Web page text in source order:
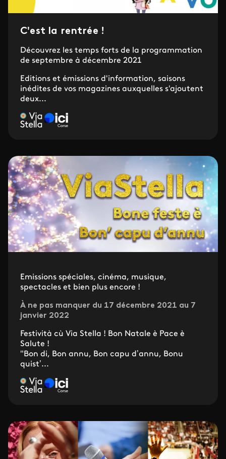
C'est la rentrée !
Découvrez les temps forts de la programmation
de septembre à décembre 2021
Editions et émissions d'information, saisons
inédites de vos magazines auxquelles s'ajoutent
deux...
Emissions spéciales, cinéma, musique,
spectacles et bien plus encore !
À ne pas manquer du 17 décembre 2021 au 7
janvier 2022
Festività cù Via Stella ! Bon Natale è Pace è
Salute !
"Bon di, Bon annu, Bon capu d’annu, Bonu
quist’...